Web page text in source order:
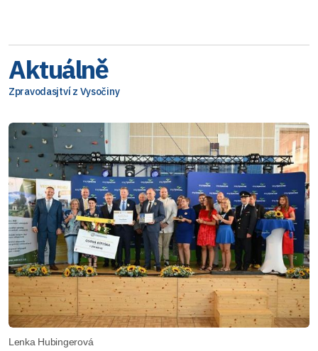
Aktuálně
Zpravodasjtví z Vysočiny
Lenka Hubingerová